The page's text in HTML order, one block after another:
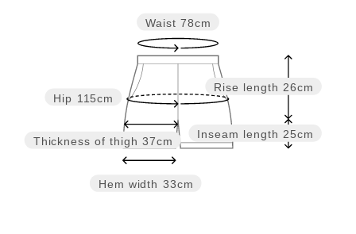
Rise length 26cm
Inseam length 25cm
Hem width 33cm
Thickness of thigh 37cm
Hip 115cm
Waist 78cm